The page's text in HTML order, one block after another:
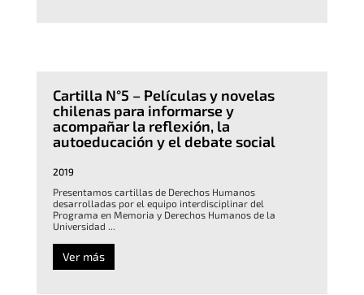
Cartilla N°5 – Películas y novelas
chilenas para informarse y
acompañar la reflexión, la
autoeducación y el debate social
2019
Presentamos cartillas de Derechos Humanos
desarrolladas por el equipo interdisciplinar del
Programa en Memoria y Derechos Humanos de la
Universidad ...
Ver más